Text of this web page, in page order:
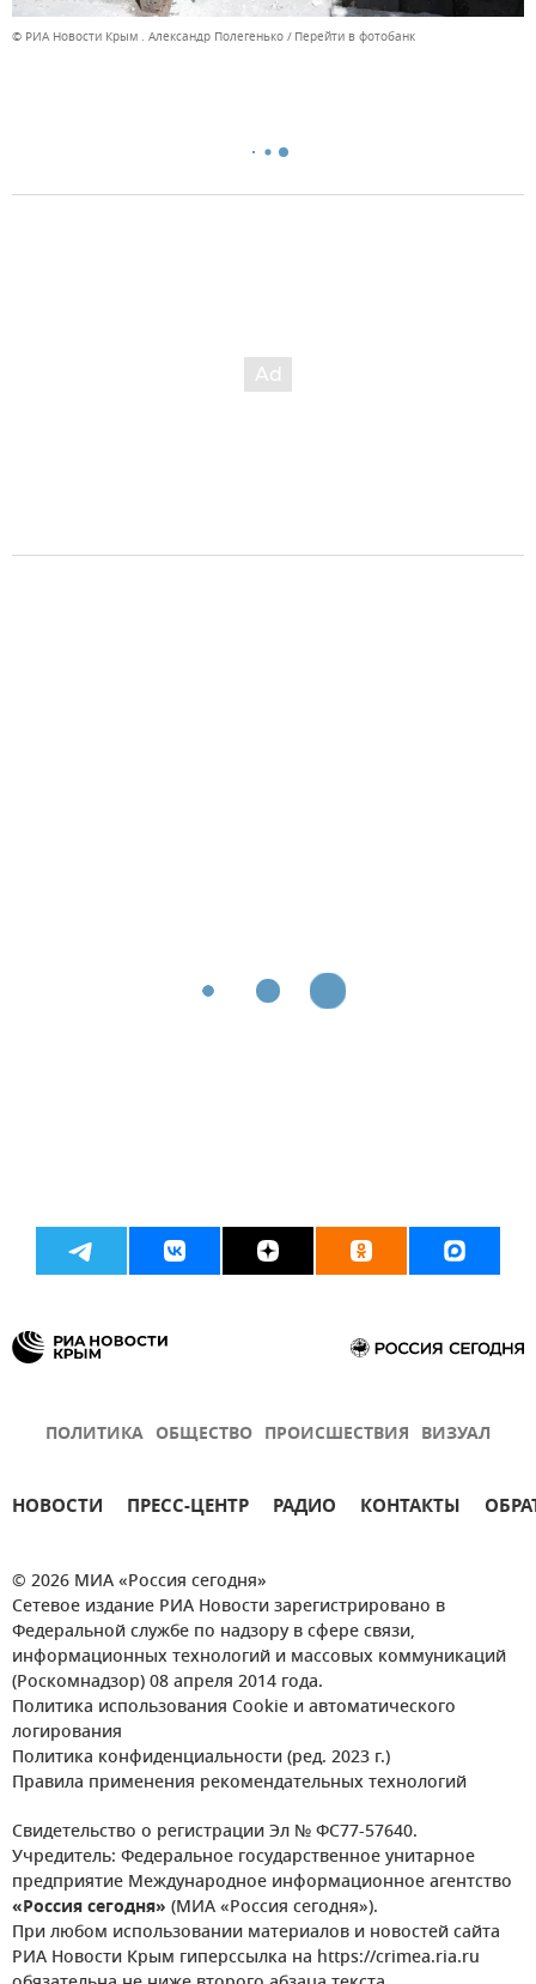
© РИА Новости Крым . Александр Полегенько Перейти в фотобанк
ПОЛИТИКА ОБЩЕСТВО ПРОИСШЕСТВИЯ ВИЗУАЛ
НОВОСТИ ПРЕСС-ЦЕНТР РАДИО КОНТАКТЫ
© 2026 МИА «Россия сегодня»
Сетевое издание РИА Новости зарегистрировано в
Федеральной службе по надзору в сфере связи,
информационных технологий и массовых коммуникаций
(Роскомнадзор) 08 апреля 2014 года.
Политика использования Cookie и автоматического
логирования
Политика конфиденциальности (ред. 2023 г.)
Правила применения рекомендательных технологий
Свидетельство о регистрации Эл № ФС77-57640.
Учредитель: Федеральное государственное унитарное
предприятие Международное информационное агентство
«Россия сегодня» (МИА «Россия сегодня»).
При любом использовании материалов и новостей сайта
РИА Новости Крым гиперссылка на https://crimea.ria.ru